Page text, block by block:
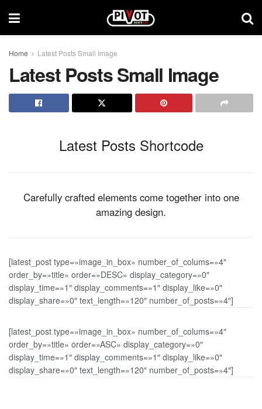
Home Latest Posts Small Image
Latest Posts Small Image
Latest Posts Shortcode
Carefully crafted elements come together into one
amazing design.
[latest_post type=»image_in_box» number_of_colums=»4″
order_by=»title» order=»DESC» display_category=»0″
display_time=»1″ display_comments=»1″ display_like=»0″
display_share=»0″ text_length=»120″ number_of_posts=»4″]
[latest_post type=»image_in_box» number_of_colums=»4″
order_by=»title» order=»ASC» display_category=»0″
display_time=»1″ display_comments=»1″ display_like=»0″
display_share=»0″ text_length=»120″ number_of_posts=»4″]